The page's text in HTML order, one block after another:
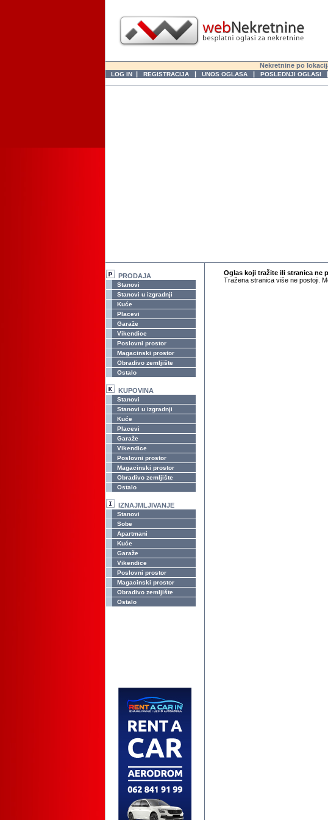
Nekretnine po
LOG IN | REGISTRACIJA | UNOS OGLASA | POSLEDNJI OGLASI
PRODAJA
Stanovi
Stanovi u izgradnji
Kuće
Placevi
Garaže
Vikendice
Poslovni prostor
Magacinski prostor
Obradivo zemljište
Ostalo
KUPOVINA
Stanovi
Stanovi u izgradnji
Kuće
Placevi
Garaže
Vikendice
Poslovni prostor
Magacinski prostor
Obradivo zemljište
Ostalo
IZNAJMLJIVANJE
Stanovi
Sobe
Apartmani
Kuće
Garaže
Vikendice
Poslovni prostor
Magacinski prostor
Obradivo zemljište
Ostalo
Oglas koji tražite ili stranica ne
Tražena stranica više ne postoji.